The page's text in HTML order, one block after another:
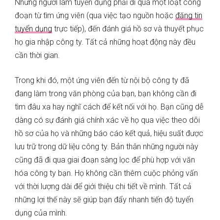
Những người làm tuyển dụng phải đi qua một loạt công
đoạn từ tìm ứng viên (qua việc tạo nguồn hoặc đăng tin
tuyển dụng trực tiếp), đến đánh giá hồ sơ và thuyết phục
họ gia nhập công ty. Tất cả những hoạt động này đều
cần thời gian.
Trong khi đó, một ứng viên đến từ nội bộ công ty đã
đang làm trong văn phòng của bạn, bạn không cần đi
tìm đâu xa hay nghĩ cách để kết nối với họ. Bạn cũng dễ
dàng có sự đánh giá chính xác về họ qua việc theo dõi
hồ sơ của họ và những báo cáo kết quả, hiệu suất được
lưu trữ trong dữ liệu công ty. Bản thân những người này
cũng đã đi qua giai đoạn sàng lọc để phù hợp với văn
hóa công ty bạn. Họ không cần thêm cuộc phỏng vấn
với thời lượng dài để giới thiệu chi tiết về mình. Tất cả
những lợi thế này sẽ giúp bạn đẩy nhanh tiến độ tuyển
dụng của mình.